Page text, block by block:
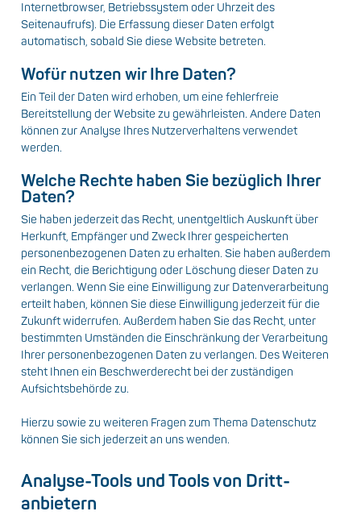
Internetbrowser, Betriebssystem oder Uhrzeit des
Seitenaufrufs). Die Erfassung dieser Daten erfolgt
automatisch, sobald Sie diese Website betreten.
Wofür nutzen wir Ihre Daten?
Ein Teil der Daten wird erhoben, um eine fehlerfreie
Bereitstellung der Website zu gewährleisten. Andere Daten
können zur Analyse Ihres Nutzerverhaltens verwendet
werden.
Welche Rechte haben Sie bezüglich Ihrer
Daten?
Sie haben jederzeit das Recht, unentgeltlich Auskunft über
Herkunft, Empfänger und Zweck Ihrer gespeicherten
personenbezogenen Daten zu erhalten. Sie haben außerdem
ein Recht, die Berichtigung oder Löschung dieser Daten zu
verlangen. Wenn Sie eine Einwilligung zur Datenverarbeitung
erteilt haben, können Sie diese Einwilligung jederzeit für die
Zukunft widerrufen. Außerdem haben Sie das Recht, unter
bestimmten Umständen die Einschränkung der Verarbeitung
Ihrer personenbezogenen Daten zu verlangen. Des Weiteren
steht Ihnen ein Beschwerderecht bei der zuständigen
Aufsichtsbehörde zu.
Hierzu sowie zu weiteren Fragen zum Thema Datenschutz
können Sie sich jederzeit an uns wenden.
Analyse-Tools und Tools von Dritt­
anbietern